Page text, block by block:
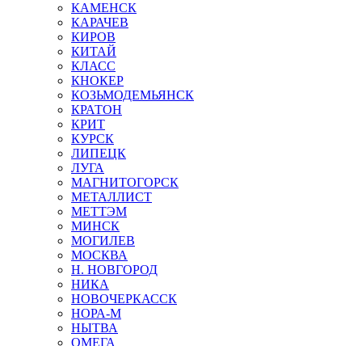
КАМЕНСК
КАРАЧЕВ
КИРОВ
КИТАЙ
КЛАСС
КНОКЕР
КОЗЬМОДЕМЬЯНСК
КРАТОН
КРИТ
КУРСК
ЛИПЕЦК
ЛУГА
МАГНИТОГОРСК
МЕТАЛЛИСТ
МЕТТЭМ
МИНСК
МОГИЛЕВ
МОСКВА
Н. НОВГОРОД
НИКА
НОВОЧЕРКАССК
НОРА-М
НЫТВА
ОМЕГА